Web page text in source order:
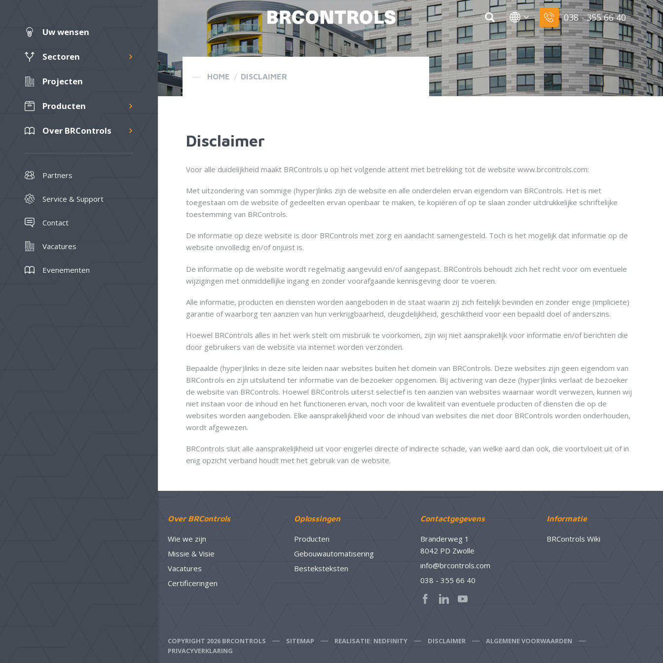
038 - 355 66 40
HOME / DISCLAIMER
Disclaimer
Voor alle duidelijkheid maakt BRControls u op het volgende attent met betrekking tot de website www.brcontrols.com:
Met uitzondering van sommige (hyper)links zijn de website en alle onderdelen ervan eigendom van BRControls. Het is niet
toegestaan om de website of gedeelten ervan openbaar te maken, te kopiëren of op te slaan zonder uitdrukkelijke schriftelijke
toestemming van BRControls.
De informatie op deze website is door BRControls met zorg en aandacht samengesteld. Toch is het mogelijk dat informatie op de
website onvolledig en/of onjuist is.
De informatie op de website wordt regelmatig aangevuld en/of aangepast. BRControls behoudt zich het recht voor om eventuele
wijzigingen met onmiddellijke ingang en zonder voorafgaande kennisgeving door te voeren.
Alle informatie, producten en diensten worden aangeboden in de staat waarin zij zich feitelijk bevinden en zonder enige (impliciete)
garantie of waarborg ten aanzien van hun verkrijgbaarheid, deugdelijkheid, geschiktheid voor een bepaald doel of anderszins.
Hoewel BRControls alles in het werk stelt om misbruik te voorkomen, zijn wij niet aansprakelijk voor informatie en/of berichten die
door gebruikers van de website via internet worden verzonden.
Bepaalde (hyper)links in deze site leiden naar websites buiten het domein van BRControls. Deze websites zijn geen eigendom van
BRControls en zijn uitsluitend ter informatie van de bezoeker opgenomen. Bij activering van deze (hyper)links verlaat de bezoeker
de website van BRControls. Hoewel BRControls uiterst selectief is ten aanzien van websites waarnaar wordt verwezen, kunnen wij
niet instaan voor de inhoud en het functioneren ervan, noch voor de kwaliteit van eventuele producten of diensten die op de
websites worden aangeboden. Elke aansprakelijkheid voor de inhoud van websites die niet door BRControls worden onderhouden,
wordt afgewezen.
BRControls sluit alle aansprakelijkheid uit voor enigerlei directe of indirecte schade, van welke aard dan ook, die voortvloeit uit of in
enig opzicht verband houdt met het gebruik van de website.
Over BRControls
Wie we zijn
Missie & Visie
Vacatures
Certificeringen
Oplossingen
Producten
Gebouwautomatisering
Besteksteksten
Contactgegevens
Branderweg 1
8042 PD Zwolle
info@brcontrols.com
038 - 355 66 40
Informatie
BRControls Wiki
COPYRIGHT 2026 BRCONTROLS SITEMAP REALISATIE: NEDFINITY DISCLAIMER
ALGEMENE VOORWAARDEN
PRIVACYVERKLARING
Uw wensen
Sectoren
Projecten
Producten
Over BRControls
Partners
Service & Support
Contact
Vacatures
Evenementen